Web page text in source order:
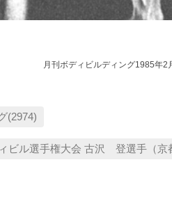
月刊ボディビルディング1985年2
(2974)
ビル選手権大会 古沢 登選手（京